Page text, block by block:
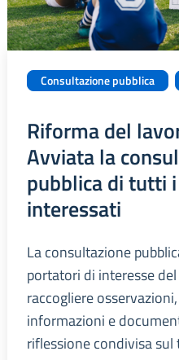
Consultazione pubblica
Riforma del
Avviata la
pubblica di tutti
interessati
La consultazione
portatori di interesse
raccogliere
informazioni e
riflessione condivisa